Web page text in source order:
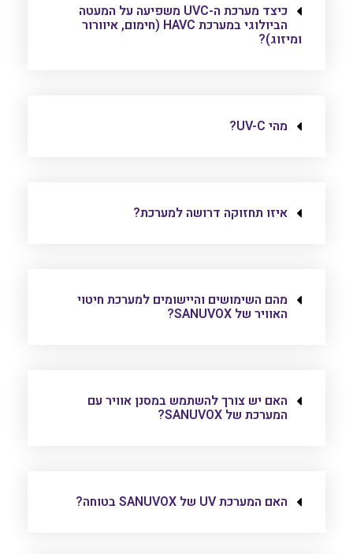
כיצד מערכת ה-UVC משפיעה על המעטה
הביולוגי במערכת HAVC (חימום, איוורור
ומיזוג)?
מהי UV-C?
איזו תחזוקה דרושה למערכת?
מהם השימושים והיישומים למערכת חיטוי
האוויר של SANUVOX?
האם יש צורך להשתמש במסנן אוויר עם
המערכת של SANUVOX?
האם המערכת UV של SANUVOX בטוחה?